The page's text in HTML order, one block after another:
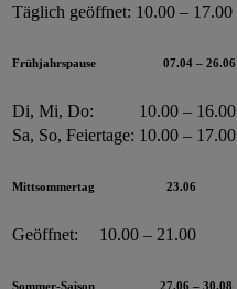
Täglich geöffnet: 10.00 – 17.00
Frühjahrspause 07.04 – 26.06
Di, Mi, Do:
10.00 – 16.00
Sa, So, Feiertage: 10.00 – 17.00
Mittsommertag 23.06
Geöffnet: 10.00 – 21.00
Sommer-Saison 27.06 – 30.08